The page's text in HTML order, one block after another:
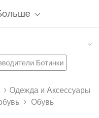
Ботинки
Китайская Обувь
Одежда и Аксессуары
Обувь